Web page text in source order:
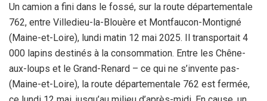
Un camion a fini dans le fossé, sur la route départementale
762, entre Villedieu-la-Blouère et Montfaucon-Montigné
(Maine-et-Loire), lundi matin 12 mai 2025. Il transportait 4
000 lapins destinés à la consommation. Entre les Chêne-
aux-loups et le Grand-Renard – ce qui ne s’invente pas-
(Maine-et-Loire), la route départementale 762 est fermée,